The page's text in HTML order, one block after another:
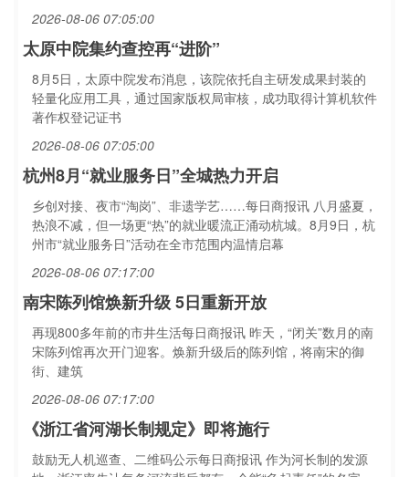
2026-08-06 07:05:00
太原中院集约查控再“进阶”
8月5日，太原中院发布消息，该院依托自主研发成果封装的
轻量化应用工具，通过国家版权局审核，成功取得计算机软件
著作权登记证书
2026-08-06 07:05:00
杭州8月“就业服务日”全城热力开启
乡创对接、夜市“淘岗”、非遗学艺……每日商报讯 八月盛夏，
热浪不减，但一场更“热”的就业暖流正涌动杭城。8月9日，杭
州市“就业服务日”活动在全市范围内温情启幕
2026-08-06 07:17:00
南宋陈列馆焕新升级 5日重新开放
再现800多年前的市井生活每日商报讯 昨天，“闭关”数月的南
宋陈列馆再次开门迎客。焕新升级后的陈列馆，将南宋的御
街、建筑
2026-08-06 07:17:00
《浙江省河湖长制规定》即将施行
鼓励无人机巡查、二维码公示每日商报讯 作为河长制的发源